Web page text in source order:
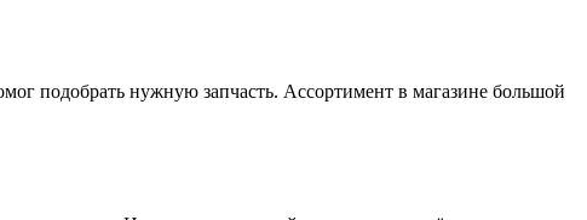
подобрать нужную запчасть. Ассортимент в магазине большой